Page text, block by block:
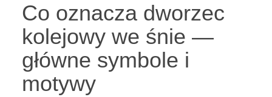
Co oznacza dworzec
kolejowy we śnie —
główne symbole i
motywy